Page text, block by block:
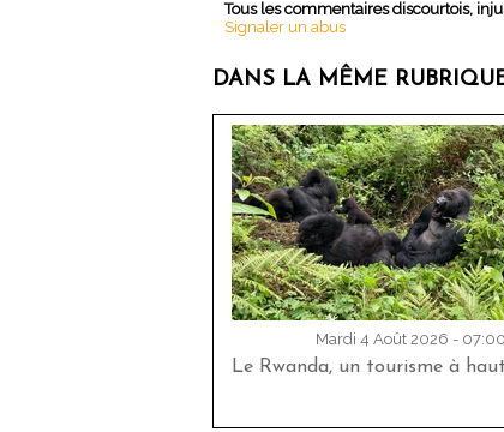
Tous les commentaires discourtois,
Signaler un abus
DANS LA MÊME
Mardi 4 Août 2026 - 07:00
Le Rwanda, un tourisme à